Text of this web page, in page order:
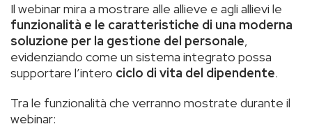
Il webinar mira a mostrare alle allieve e agli allievi le
funzionalità e le caratteristiche di una moderna
soluzione per la gestione del personale,
evidenziando come un sistema integrato possa
supportare l’intero ciclo di vita del dipendente.
Tra le funzionalità che verranno mostrate durante il
webinar: